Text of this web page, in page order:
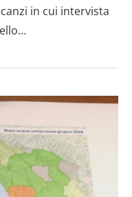
in cui intervista